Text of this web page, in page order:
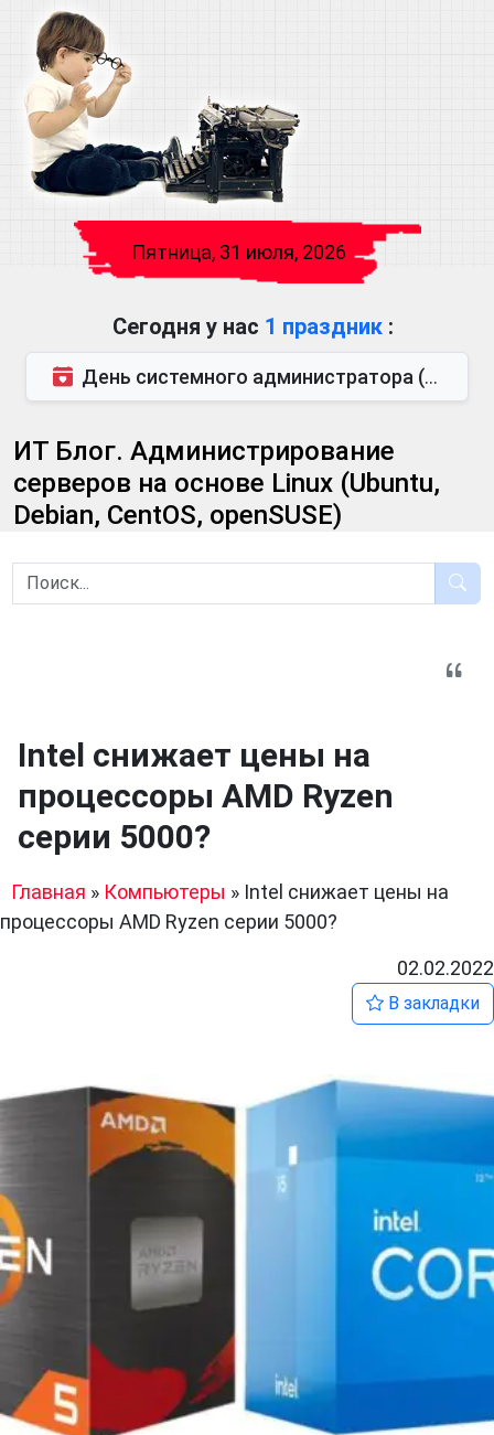
Пятница, 31 июля, 2026
Сегодня у нас 1 праздник :
День системного администратора (последняя пятница июля)
ИТ Блог. Администрирование
серверов на основе Linux (Ubuntu,
Debian, CentOS, openSUSE)
Intel снижает цены на
процессоры AMD Ryzen
серии 5000?
Главная » Компьютеры » Intel снижает цены на
процессоры AMD Ryzen серии 5000?
02.02.2022
В закладки